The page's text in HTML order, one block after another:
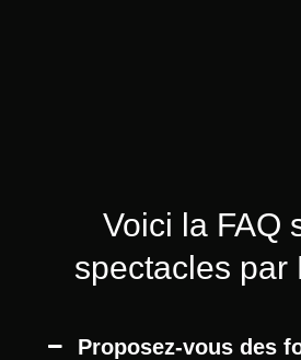
Voici la FAQ
spectacles par
Proposez-vous des